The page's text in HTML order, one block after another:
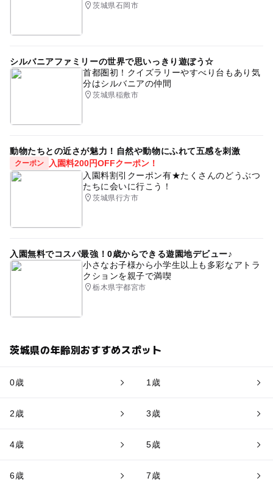
茨城県石岡市
シルバニアファミリーの世界で思いっきり遊ぼう☆
首都圏初！クイズラリーやすべり台もあり気
分はシルバニアの仲間
茨城県稲敷市
動物たちとの近さが魅力！自然や動物にふれて五感を刺激
クーポン
入園料200円OFFクーポン！
入園料割引クーポン有★たくさんのどうぶつ
たちに会いに行こう！
茨城県行方市
入園無料でコスパ最強！0歳からできる遊園地デビュー♪
小さなお子様から小学生以上も多彩なアトラ
クションを親子で満喫
栃木県宇都宮市
茨城県の年齢別おすすめスポット
0歳 1歳
2歳 3歳
4歳 5歳
6歳 7歳